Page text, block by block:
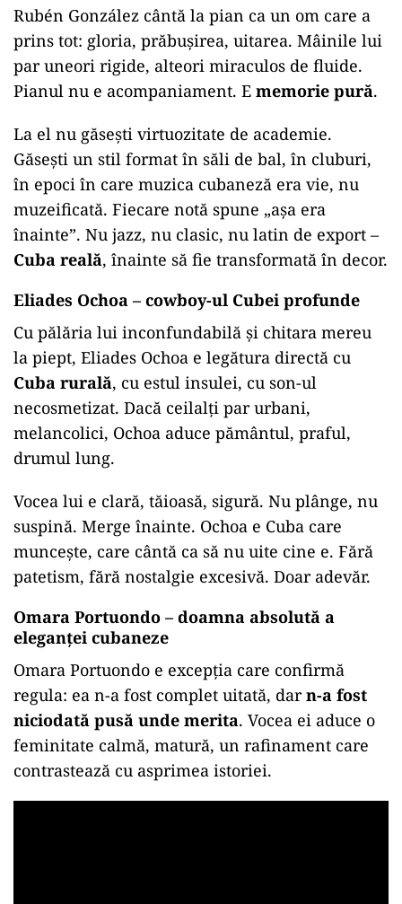
Rubén González cântă la pian ca un om care a
prins tot: gloria, prăbușirea, uitarea. Mâinile lui
par uneori rigide, alteori miraculos de fluide.
Pianul nu e acompaniament. E memorie pură.
La el nu găsești virtuozitate de academie.
Găsești un stil format în săli de bal, în cluburi,
în epoci în care muzica cubaneză era vie, nu
muzeificată. Fiecare notă spune „așa era
înainte”. Nu jazz, nu clasic, nu latin de export –
Cuba reală, înainte să fie transformată în decor.
Eliades Ochoa – cowboy-ul Cubei profunde
Cu pălăria lui inconfundabilă și chitara mereu
la piept, Eliades Ochoa e legătura directă cu
Cuba rurală, cu estul insulei, cu son-ul
necosmetizat. Dacă ceilalți par urbani,
melancolici, Ochoa aduce pământul, praful,
drumul lung.
Vocea lui e clară, tăioasă, sigură. Nu plânge, nu
suspină. Merge înainte. Ochoa e Cuba care
muncește, care cântă ca să nu uite cine e. Fără
patetism, fără nostalgie excesivă. Doar adevăr.
Omara Portuondo – doamna absolută a
eleganței cubaneze
Omara Portuondo e excepția care confirmă
regula: ea n-a fost complet uitată, darn-a fost
niciodată pusă unde merita. Vocea ei aduce o
feminitate calmă, matură, un rafinament care
contrastează cu asprimea istoriei.